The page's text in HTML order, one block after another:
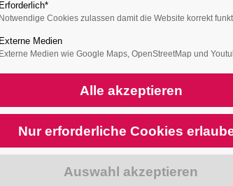
TORTIS SERVIER-
Erforderlich*
Notwendige Cookies zulassen damit die Website korrekt
Externe Medien
Externe Medien wie Google Maps, OpenStreetMap und